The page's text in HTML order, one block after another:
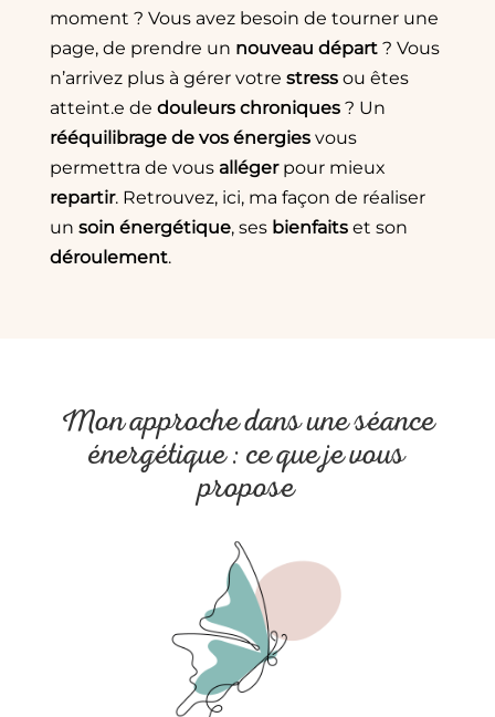
moment ? Vous avez besoin de tourner une
page, de prendre un nouveau départ? Vous
n’arrivez plus à gérer votre stressou êtes
atteint.e de douleurs chroniques? Un
rééquilibrage de vos énergiesvous
permettra de vous allégerpour mieux
repartir. Retrouvez, ici, ma façon de réaliser
un soin énergétique, ses bienfaitset son
déroulement.
Mon approche dans une séance
énergétique : ce que je vous
propose